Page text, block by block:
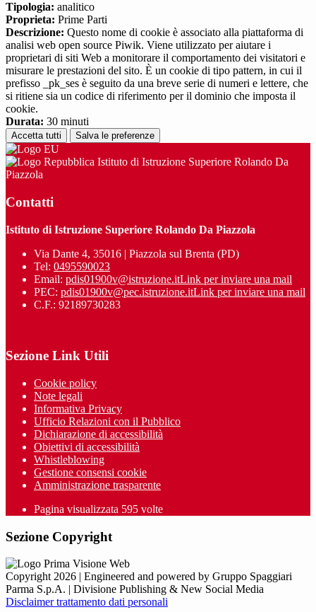
Tipologia: analitico
Proprieta: Prime Parti
Descrizione: Questo nome di cookie è associato alla piattaforma di
analisi web open source Piwik. Viene utilizzato per aiutare i
proprietari di siti Web a monitorare il comportamento dei visitatori e
misurare le prestazioni del sito. È un cookie di tipo pattern, in cui il
prefisso _pk_ses è seguito da una breve serie di numeri e lettere, che
si ritiene sia un codice di riferimento per il dominio che imposta il
cookie.
Durata: 30 minuti
Accetta tutti Salva le preferenze
Istituto di Istruzione Superiore Rolando Da
Piazzola
Contatti
Istituto di Istruzione Superiore Rolando Da Piazzola
Via Dante 4, 35016 | Piazzola sul Brenta (PD)
Tel: 0495590023
Email: pdis01900v@istruzione.itLink per inviare una mail
PEC: pdis01900v@pec.istruzione.itLink per inviare una mail
C.F.: 92189730283
Sezione Link Utili
Cookie policy
Note legali
Informativa Privacy
Ufficio Relazioni con il Pubblico
Dichiarazione di accessibilità
Obiettivi di accessibilità
Whistleblowing
Gestione consensi cookie
Amministrazione trasparente
Pagina visualizzata 595 volte
Sezione Copyright
Copyright 2026 | Engineered and powered by Gruppo Spaggiari
Parma S.p.A. | Divisione Publishing & New Social Media
Disclaimer trattamento dati personali